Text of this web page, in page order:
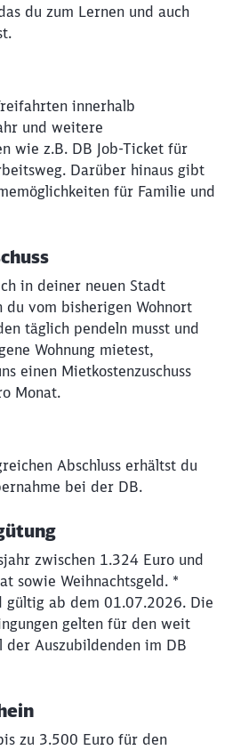
du zum Lernen und auch
innerhalb
und weitere
wie z.B. DB Job-Ticket für
Darüber hinaus gibt
für Familie und
in deiner neuen Stadt
du vom bisherigen Wohnort
täglich pendeln musst und
Wohnung mietest,
einen Mietkostenzuschuss
Monat.
Abschluss erhältst du
bei der DB.
zwischen 1.324 Euro und
sowie Weihnachtsgeld. *
gültig ab dem 01.07.2026. Die
gelten für den weit
der Auszubildenden im DB
zu 3.500 Euro für den